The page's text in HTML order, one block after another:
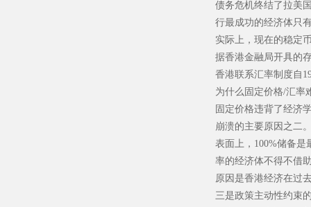
债务危机终结了拉美
行最成功的经济体只
实际上，现在的稳定
据香港金融局开具的
香港联系汇率制度自
为什么固定价格/汇率
固定价格违背了经济
崩溃的主要原因之二
表面上，100%储备
率的经济体不得不借
原因是香港经济在过
三是政策主动性约束